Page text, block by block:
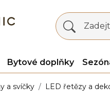
Bytové doplňky
a svíčky LED řetězy a